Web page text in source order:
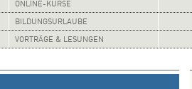
ONLINE-KURSE
BILDUNGSURLAUBE
VORTRÄGE & LESUNGEN